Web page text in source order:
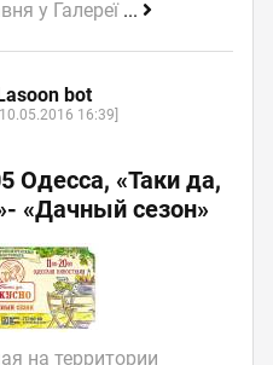
у Галереї ...
bot
16:39]
Одесса, «Таки да,
«Дачный сезон»
на территории